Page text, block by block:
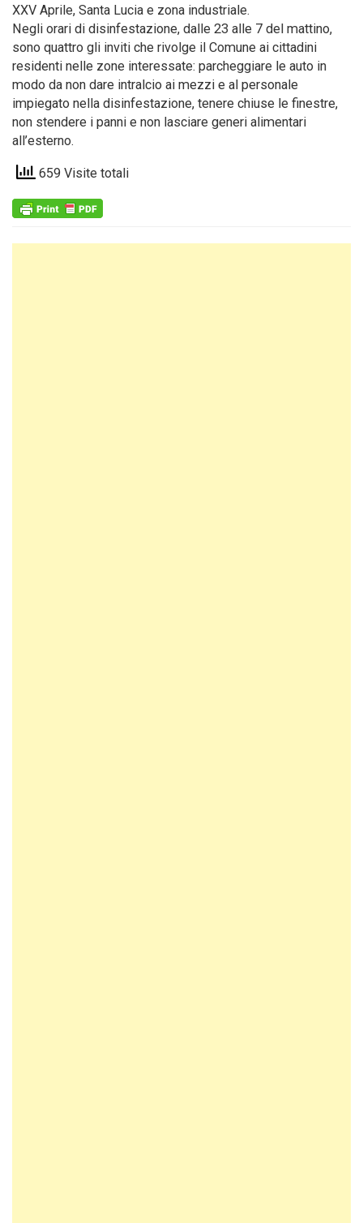
XXV Aprile, Santa Lucia e zona industriale.
Negli orari di disinfestazione, dalle 23 alle 7 del mattino,
sono quattro gli inviti che rivolge il Comune ai cittadini
residenti nelle zone interessate: parcheggiare le auto in
modo da non dare intralcio ai mezzi e al personale
impiegato nella disinfestazione, tenere chiuse le finestre,
non stendere i panni e non lasciare generi alimentari
all’esterno.
659 Visite totali